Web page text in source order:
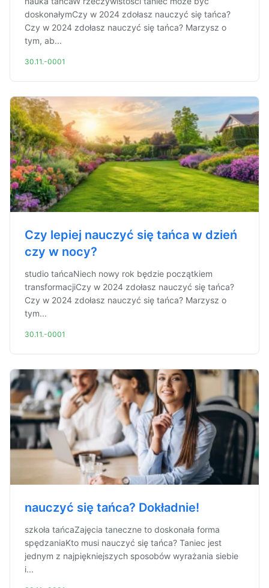
doskonałymCzy w 2024 zdołasz nauczyć się tańca?
Czy w 2024 zdołasz nauczyć się tańca? Marzysz o
tym, ab...
30.11.-0001
Czy lepiej nauczyć się tańca w dzień
czy w nocy?
studio tańcaNiech nowy rok będzie początkiem
transformacjiCzy w 2024 zdołasz nauczyć się tańca?
Czy w 2024 zdołasz nauczyć się tańca? Marzysz o
tym...
30.11.-0001
nauczyć się tańca? Dokładnie!
szkoła tańcaZajęcia taneczne to doskonała forma
spędzaniaKto musi nauczyć się tańca? Taniec jest
jednym z najpiękniejszych sposobów wyrażania siebie
i...